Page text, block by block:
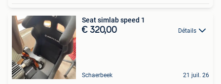
Seat simlab speed 1
€ 320,00 Détails
Schaerbeek 21 juil. 26